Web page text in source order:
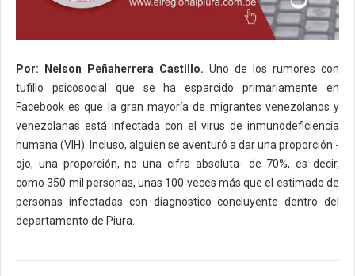
Por: Nelson Peñaherrera Castillo. Uno de los rumores con
tufillo psicosocial que se ha esparcido primariamente en
Facebook es que la gran mayoría de migrantes venezolanos y
venezolanas está infectada con el virus de inmunodeficiencia
humana (VIH). Incluso, alguien se aventuró a dar una proporción -
ojo, una proporción, no una cifra absoluta- de 70%, es decir,
como 350 mil personas, unas 100 veces más que el estimado de
personas infectadas con diagnóstico concluyente dentro del
departamento de Piura.